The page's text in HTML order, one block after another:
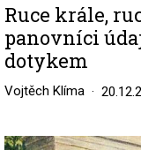
Ruce krále,
panovníci
dotykem
Vojtěch Klíma
Image